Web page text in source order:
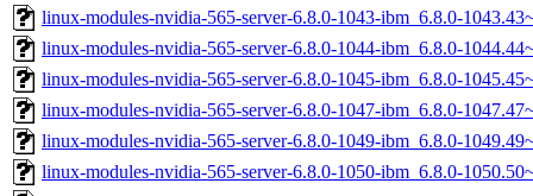
linux-modules-nvidia-565-server-6.8.0-1043-ibm_6.8.0-
linux-modules-nvidia-565-server-6.8.0-1044-ibm_6.8.0-
linux-modules-nvidia-565-server-6.8.0-1045-ibm_6.8.0-
linux-modules-nvidia-565-server-6.8.0-1047-ibm_6.8.0-
linux-modules-nvidia-565-server-6.8.0-1049-ibm_6.8.0-
linux-modules-nvidia-565-server-6.8.0-1050-ibm_6.8.0-